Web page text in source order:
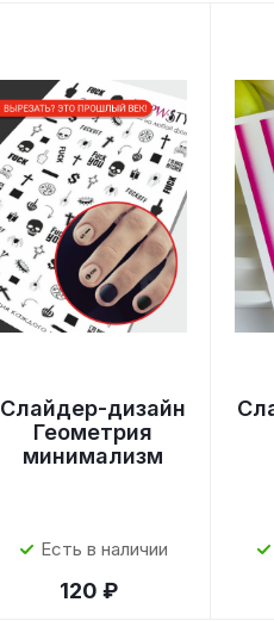
Слайдер-дизайн
Геометрия
минимализм
Есть в наличии
120 ₽